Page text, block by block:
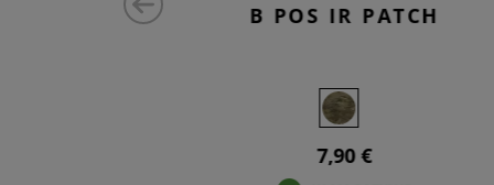
B POS IR PATCH
7,90 €